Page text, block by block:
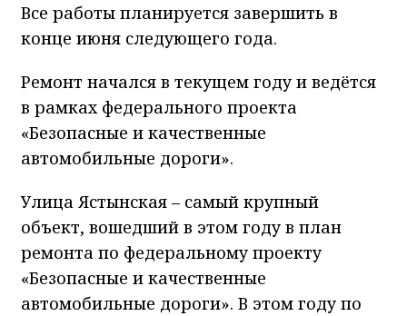
Все работы планируется завершить в
конце июня следующего года.
Ремонт начался в текущем году и ведётся
в рамках федерального проекта
«Безопасные и качественные
автомобильные дороги».
Улица Ястынская – самый крупный
объект, вошедший в этом году в план
ремонта по федеральному проекту
«Безопасные и качественные
автомобильные дороги». В этом году по